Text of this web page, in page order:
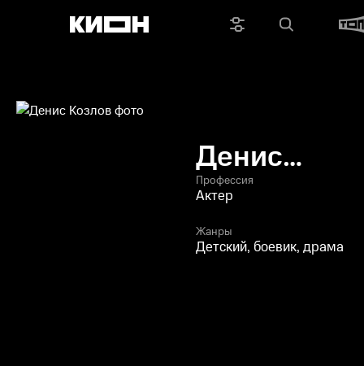
Денис
Козлов
Профессия
Актер
Жанры
Детский, боевик, драма